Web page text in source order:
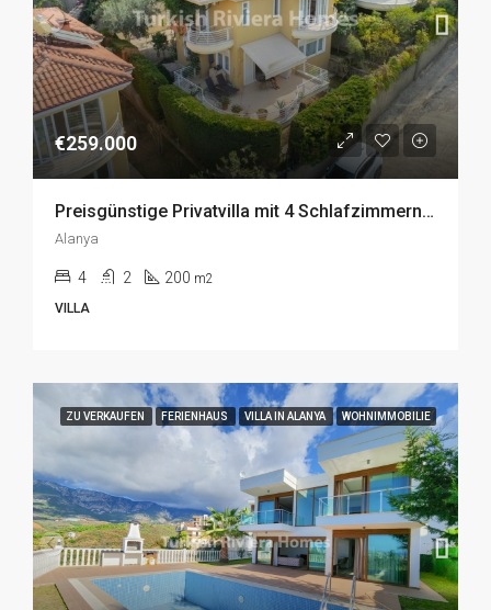
€259.000
Preisgünstige Privatvilla mit 4 Schlafzimmern zum Verkauf in Kargicak, Alanya
Alanya
4 2 200 m2
VILLA
ZU VERKAUFEN FERIENHAUS VILLA IN ALANYA WOHNIMMOBILIE